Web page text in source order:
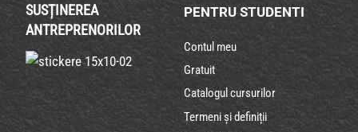
SUSȚINEREA
ANTREPRENORILOR
PENTRU STUDENTI
Contul meu
Gratuit
Catalogul cursurilor
Termeni și definiții